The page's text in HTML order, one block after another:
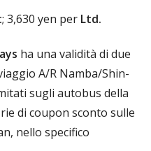
; 3,630 yen per Ltd.
ha una validità di due
A/R Namba/Shin-
sugli autobus della
di coupon sconto sulle
nello specifico